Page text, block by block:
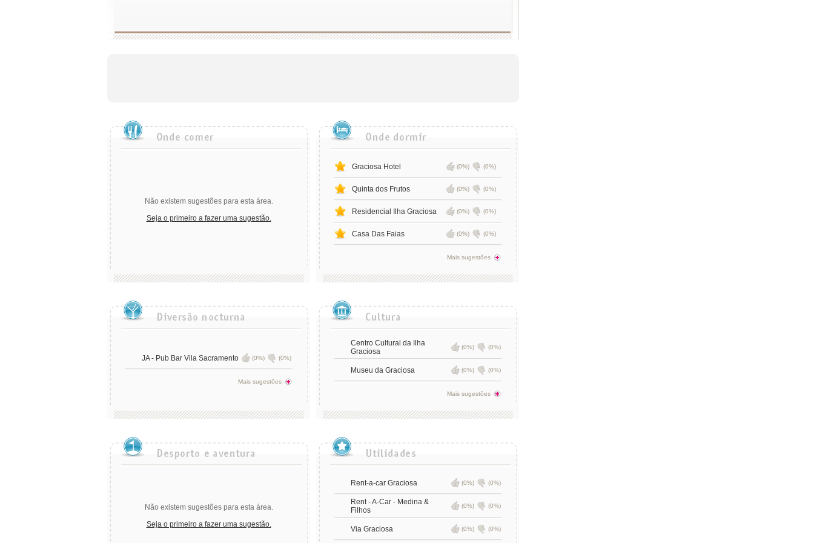
Não existem sugestões para esta área.
Seja o primeiro a fazer uma sugestão.
Graciosa Hotel (0%) (0%)
Quinta dos Frutos (0%) (0%)
Residencial Ilha Graciosa (0%) (0%)
Casa Das Faias (0%) (0%)
Mais sugestões
JA - Pub Bar Vila Sacramento (0%) (0%)
Mais sugestões
Centro Cultural da Ilha
Graciosa
(0%) (0%)
Museu da Graciosa (0%) (0%)
Mais sugestões
Não existem sugestões para esta área.
Seja o primeiro a fazer uma sugestão.
Rent-a-car Graciosa (0%) (0%)
Rent - A-Car - Medina &
Filhos
(0%) (0%)
Via Graciosa (0%) (0%)